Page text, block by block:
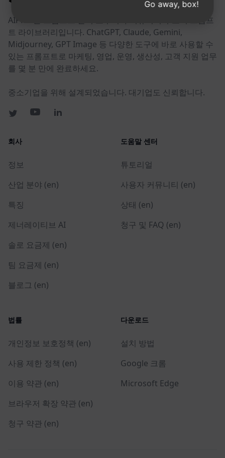
AIPRM은 프롬프트 관리 도구이자 커뮤니티 주도의 프롬프
트 라이브러리입니다. ChatGPT, Claude, Gemini,
Midjourney, GPT Image 등 다양한 도구에 바로 사용할 수
있는 프롬프트로 마케팅, 영업, 운영, 생산성, 고객 지원 업무
를 몇 분 만에 완료하세요.
중소기업을 위해 설계되었습니다. 대기업도 신뢰합니다.
회사
정보
산업 분야 (en)
특징
제너레이티브 AI
솔로 요금제 (en)
팀 요금제 (en)
블로그 (en)
도움말 센터
튜토리얼
사용자 커뮤니티 (en)
상태 (en)
청구 및 FAQ (en)
법률
개인정보 보호정책 (en)
사용 제한 정책 (en)
이용 약관 (en)
브라우저 확장 약관 (en)
청구 약관 (en)
다운로드
설치 방법
Google 크롬
Microsoft Edge
Go away, box!